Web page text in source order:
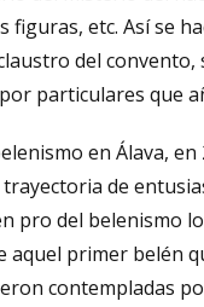
figuras, etc. Así se
del
particulares que
en Álava,
de
pro del belenismo
aquel primer belén
contempladas